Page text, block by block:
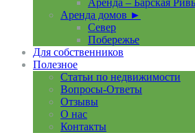
Аренда – Барская
Аренда домов ►
Север
Побережье
Для собственников
Полезное
Статьи по недвижимости
Вопросы-Ответы
Отзывы
О нас
Контакты